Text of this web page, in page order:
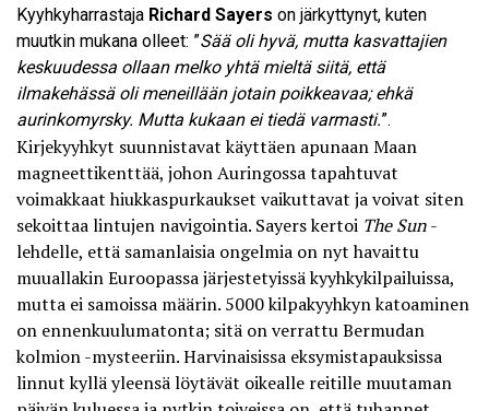
Kyyhkyharrastaja Richard Sayers on järkyttynyt, kuten
muutkin mukana olleet: ”Sää oli hyvä, mutta kasvattajien
keskuudessa ollaan melko yhtä mieltä siitä, että
ilmakehässä oli meneillään jotain poikkeavaa; ehkä
aurinkomyrsky. Mutta kukaan ei tiedä varmasti.”.
Kirjekyyhkyt suunnistavat käyttäen apunaan Maan
magneettikenttää, johon Auringossa tapahtuvat
voimakkaat hiukkaspurkaukset vaikuttavat ja voivat siten
sekoittaa lintujen navigointia. Sayers kertoi The Sun-
lehdelle, että samanlaisia ongelmia on nyt havaittu
muuallakin Euroopassa järjestetyissä kyyhkykilpailuissa,
mutta ei samoissa määrin. 5000 kilpakyyhkyn katoaminen
on ennenkuulumatonta; sitä on verrattu Bermudan
kolmion -mysteeriin. Harvinaisissa eksymistapauksissa
linnut kyllä yleensä löytävät oikealle reitille muutaman